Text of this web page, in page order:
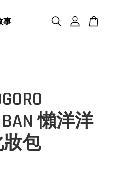
事
懶洋洋
包